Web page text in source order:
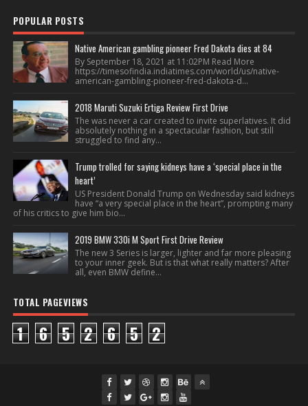
POPULAR POSTS
Native American gambling pioneer Fred Dakota dies at 84
By September 18, 2021 at 11:02PM Read More
https://timesofindia.indiatimes.com/world/us/native-
american-gambling-pioneer-fred-dakota-d...
2018 Maruti Suzuki Ertiga Review First Drive
The was never a car created to invite superlatives. It did
absolutely nothing in a spectacular fashion, but still
struggled to find any...
Trump trolled for saying kidneys have a ‘special place in the
heart’
US President Donald Trump on Wednesday said kidneys
have “a very special place in the heart”, prompting many
of his critics to give him bio...
2019 BMW 330i M Sport First Drive Review
The new 3 Series is larger, lighter and far more pleasing
to your inner geek. But is that what really matters? After
all, even BMW define...
TOTAL PAGEVIEWS
1 6 5 2 6 5 2